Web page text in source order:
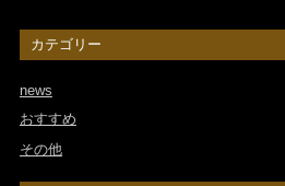
カテゴリー
news
おすすめ
その他